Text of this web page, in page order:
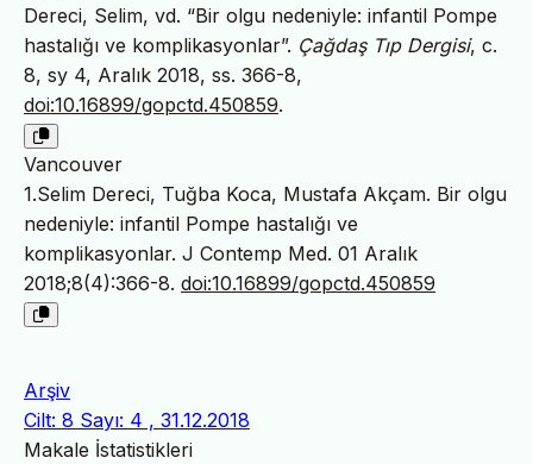
Dereci, Selim, vd. “Bir olgu nedeniyle: infantil Pompe
hastalığı ve komplikasyonlar”. Çağdaş Tıp Dergisi, c.
8, sy 4, Aralık 2018, ss. 366-8,
doi:10.16899/gopctd.450859.
Vancouver
1.Selim Dereci, Tuğba Koca, Mustafa Akçam. Bir olgu
nedeniyle: infantil Pompe hastalığı ve
komplikasyonlar. J Contemp Med. 01 Aralık
2018;8(4):366-8. doi:10.16899/gopctd.450859
Arşiv
Cilt: 8 Sayı: 4 , 31.12.2018
Makale İstatistikleri